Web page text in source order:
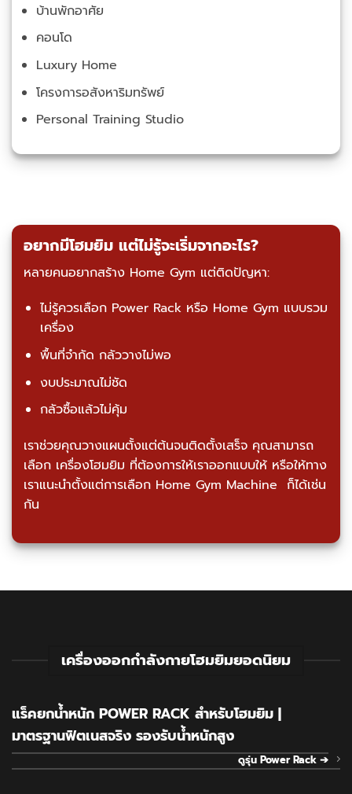
บ้านพักอาศัย
คอนโด
Luxury Home
โครงการอสังหาริมทรัพย์
Personal Training Studio
อยากมีโฮมยิม แต่ไม่รู้จะเริ่มจากอะไร?
หลายคนอยากสร้าง Home Gym แต่ติดปัญหา:
ไม่รู้ควรเลือก Power Rack หรือ Home Gym แบบรวม
เครื่อง
พื้นที่จำกัด กลัววางไม่พอ
งบประมาณไม่ชัด
กลัวซื้อแล้วไม่คุ้ม
เราช่วยคุณวางแผนตั้งแต่ต้นจนติดตั้งเสร็จ คุณสามารถ
เลือก เครื่องโฮมยิม ที่ต้องการให้เราออกแบบให้ หรือให้ทาง
เราแนะนำตั้งแต่การเลือก Home Gym Machine ก็ได้เช่น
กัน
เครื่องออกกำลังกายโฮมยิมยอดนิยม
แร็คยกน้ำหนัก POWER RACK สำหรับโฮมยิม |
มาตรฐานฟิตเนสจริง รองรับน้ำหนักสูง
ดูรุ่น Power Rack ➔